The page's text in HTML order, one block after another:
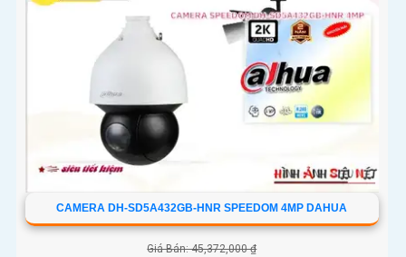
CAMERA DH-SD5A432GB-HNR SPEEDOM 4MP DAHUA
Giá Bán: 45,372,000 ₫